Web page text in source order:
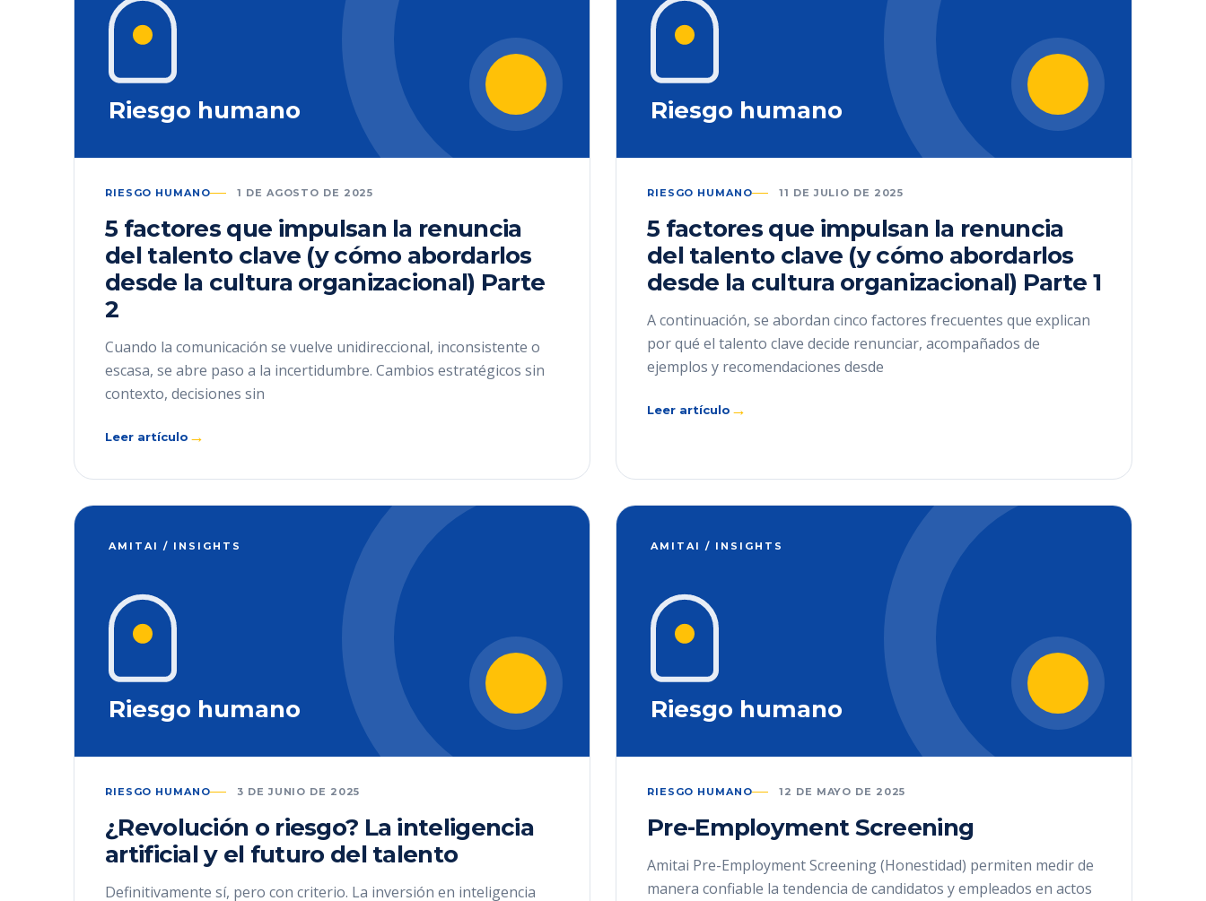
Riesgo humano
RIESGO HUMANO 1 DE AGOSTO DE 2025
5 factores que impulsan la renuncia
del talento clave (y cómo abordarlos
desde la cultura organizacional) Parte
2
Cuando la comunicación se vuelve unidireccional, inconsistente o
escasa, se abre paso a la incertidumbre. Cambios estratégicos sin
contexto, decisiones sin
Leer artículo →
Riesgo humano
RIESGO HUMANO 11 DE JULIO DE 2025
5 factores que impulsan la renuncia
del talento clave (y cómo abordarlos
desde la cultura organizacional) Parte 1
A continuación, se abordan cinco factores frecuentes que explican
por qué el talento clave decide renunciar, acompañados de
ejemplos y recomendaciones desde
Leer artículo →
AMITAI / INSIGHTS
Riesgo humano
RIESGO HUMANO 3 DE JUNIO DE 2025
¿Revolución o riesgo? La inteligencia
artificial y el futuro del talento
Definitivamente sí, pero con criterio. La inversión en inteligencia
AMITAI / INSIGHTS
Riesgo humano
RIESGO HUMANO 12 DE MAYO DE 2025
Pre-Employment Screening
Amitai Pre-Employment Screening (Honestidad) permiten medir de
manera confiable la tendencia de candidatos y empleados en actos